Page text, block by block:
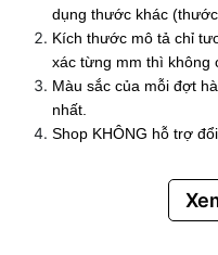
dụng thước khác
Kích thước mô tả chỉ
xác từng mm thì không
Màu sắc của mỗi đợt
nhất.
Shop KHÔNG hỗ trợ